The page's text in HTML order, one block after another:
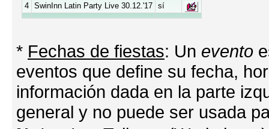
4 SwinInn Latin Party Live 30.12.'17 sí
* Fechas de fiestas: Un evento
eventos que define su fecha,
información dada en la parte
general y no puede ser usada